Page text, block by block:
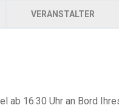
VERANSTALTER
ab 16:30 Uhr an Bord